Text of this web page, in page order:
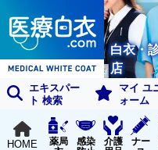
白衣・
店
エキスパー
ト 検索
マイ ユ
ォーム
HOME
薬局
感染
介護
ナー